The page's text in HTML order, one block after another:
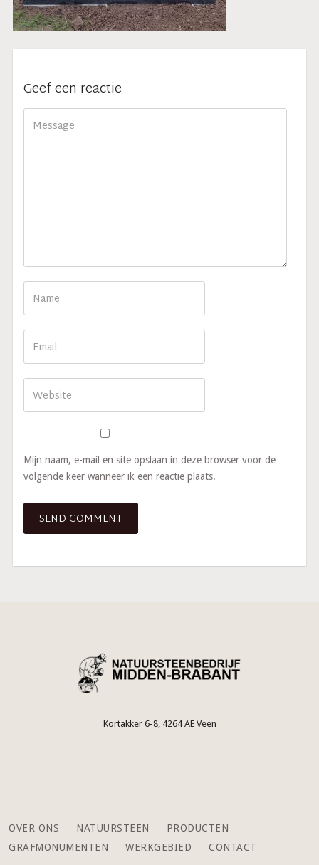
Geef een reactie
Mijn naam, e-mail en site opslaan in deze browser voor de
volgende keer wanneer ik een reactie plaats.
Kortakker 6-8, 4264 AE Veen
OVER ONS NATUURSTEEN
PRODUCTEN
GRAFMONUMENTEN
WERKGEBIED CONTACT